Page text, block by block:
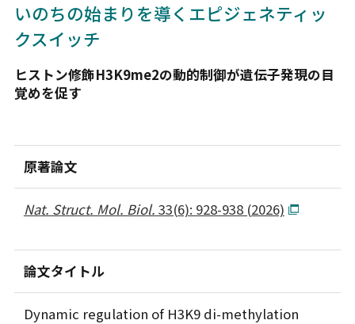
いのちの始まりを導くエピジェネティッ
クスイッチ
ヒストン修飾H3K9me2の動的制御が遺伝子発現の目
覚めを促す
原著論文
Nat. Struct. Mol. Biol. 33(6): 928-938 (2026)
論文タイトル
Dynamic regulation of H3K9 di-methylation